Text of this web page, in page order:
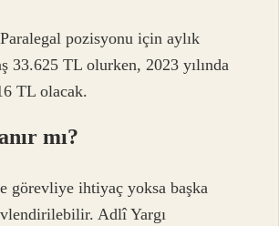
pozisyonu için aylık
33.625 TL olurken, 2023 yılında
TL olacak.
mı?
görevliye ihtiyaç yoksa başka
Adlî Yargı